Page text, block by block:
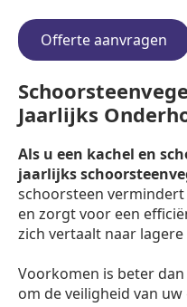
Offerte aanvragen
Jaarlijks
Als u een kachel en
jaarlijks
schoorsteen
en zorgt voor een
zich vertaalt naar
Voorkomen is beter
om de veiligheid van uw